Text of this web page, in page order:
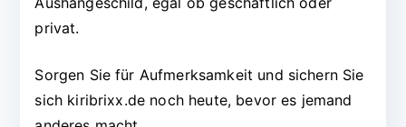
privat.
Sorgen Sie für Aufmerksamkeit und sichern Sie
sich kiribrixx.de noch heute, bevor es jemand